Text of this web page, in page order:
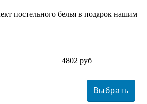
постельного белья в подарок нашим
4802 руб